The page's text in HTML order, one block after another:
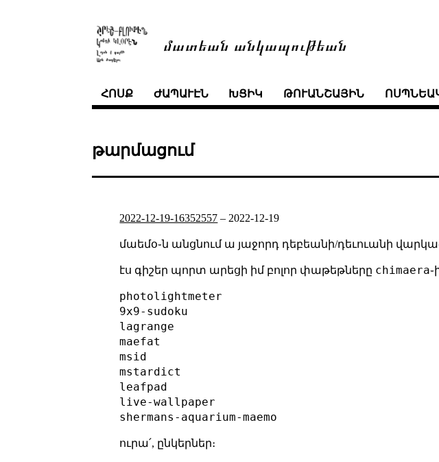
մատեան անկապութեան
ՀՈՍՔ ԺԱՊԱՒԷՆ ԽՑԻԿ ԹՈՒԱՆՇԱՅԻՆ
թարմացում
2022-12-19-16352557 – 2022-12-19
մաեմօ֊ն անցնում ա յաջորդ դեբեանի/դեւուանի
էս գիշեր պորտ արեցի իմ բոլոր փաթեթները chimaera
photolightmeter
9x9-sudoku
lagrange
maefat
msid
mstardict
leafpad
live-wallpaper
ուրա՛, ընկերներ։